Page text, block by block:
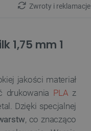
Zwroty i reklamacje
1,75 mm 1
jakości materiał
drukowania PLA z
Dzięki specjalnej
, co znacząco